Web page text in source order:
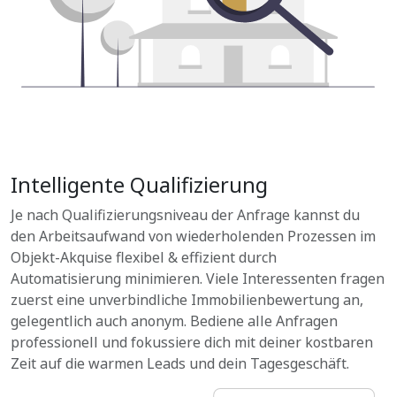
Intelligente Qualifizierung
Je nach Qualifizierungsniveau der Anfrage kannst du
den Arbeitsaufwand von wiederholenden Prozessen im
Objekt-Akquise flexibel & effizient durch
Automatisierung minimieren. Viele Interessenten fragen
zuerst eine unverbindliche Immobilienbewertung an,
gelegentlich auch anonym. Bediene alle Anfragen
professionell und fokussiere dich mit deiner kostbaren
Zeit auf die warmen Leads und dein Tagesgeschäft.